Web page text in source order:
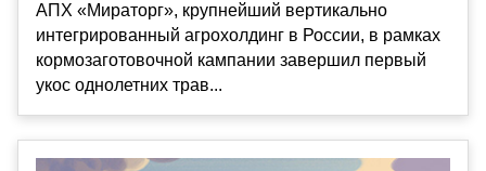
АПХ «Мираторг», крупнейший вертикально
интегрированный агрохолдинг в России, в рамках
кормозаготовочной кампании завершил первый
укос однолетних трав...